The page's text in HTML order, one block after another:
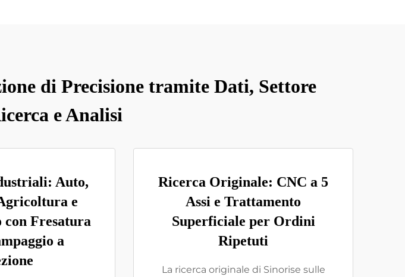
di Precisione tramite Dati, Settore
e Analisi
Auto,
e
Fresatura
a
Ricerca Originale: CNC a 5
Assi e Trattamento
Superficiale per Ordini
Ripetuti
La ricerca originale di Sinorise sulle